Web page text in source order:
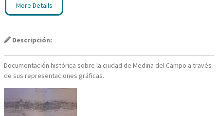
More Details
Descripción:
Documentación histórica sobre la ciudad de Medina del Campo a través
de sus representaciones gráficas.